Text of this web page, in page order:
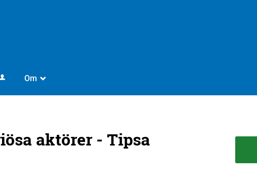
Om _
aktörer - Tipsa